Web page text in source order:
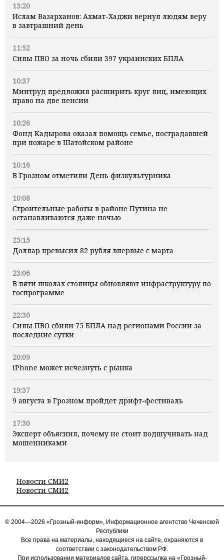
13:20
Ислам Вазарханов: Ахмат-Хаджи вернул людям веру
в завтрашний день
11:52
Силы ПВО за ночь сбили 397 украинских БПЛА
10:37
Минтруд предложил расширить круг лиц, имеющих
право на две пенсии
10:26
Фонд Кадырова оказал помощь семье, пострадавшей
при пожаре в Шатойском районе
10:16
В Грозном отметили День физкультурника
10:08
Строительные работы в районе Путина не
останавливаются даже ночью
23:15
Доллар превысил 82 рубля впервые с марта
23:06
В пяти школах столицы обновляют инфраструктуру по
госпрограмме
22:30
Силы ПВО сбили 75 БПЛА над регионами России за
последние сутки
20:09
iPhone может исчезнуть с рынка
19:37
9 августа в Грозном пройдет дрифт-фестиваль
17:30
Эксперт объяснил, почему не стоит подшучивать над
мошенниками
Новости СМИ2
Новости СМИ2
© 2004—2026 «Грозный-информ», Информационное агентство Чеченской
Республики
Все права на материалы, находящиеся на сайте, охраняются в
соответствии с законодательством РФ.
При использовании материалов сайта, гиперссылка на «Грозный-